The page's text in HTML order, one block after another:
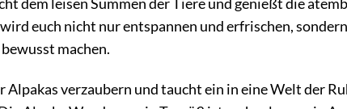
euch nicht nur entspannen und erfrischen,
machen.
Alpakas verzaubern und taucht ein in eine Welt der